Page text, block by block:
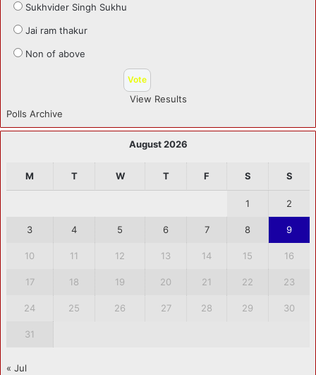
Sukhvider Singh Sukhu
Jai ram thakur
Non of above
View Results
Polls Archive
August 2026
M T W T F S S
1 2
3 4 5 6 7 8 9
10 11 12 13 14 15 16
17 18 19 20 21 22 23
24 25 26 27 28 29 30
31
« Jul